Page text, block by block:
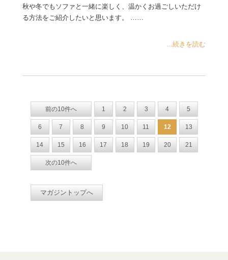
秋や冬でもソファと一緒に楽しく、温かくお過ごしいただけ
る方法をご紹介したいと思います。 ……
...続きを読む
前の10件へ 1 2 3 4 5
6 7 8 9 10 11 12 13
14 15 16 17 18 19 20 21
次の10件へ
マガジントップへ